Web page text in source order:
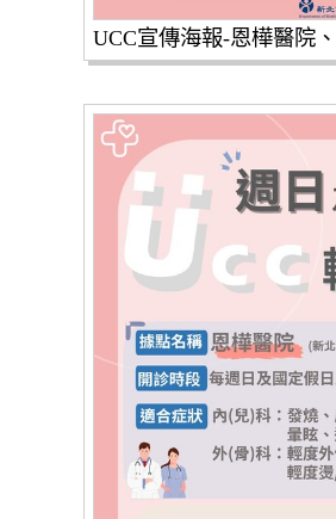
UCC宣傳海報-恩樺醫院